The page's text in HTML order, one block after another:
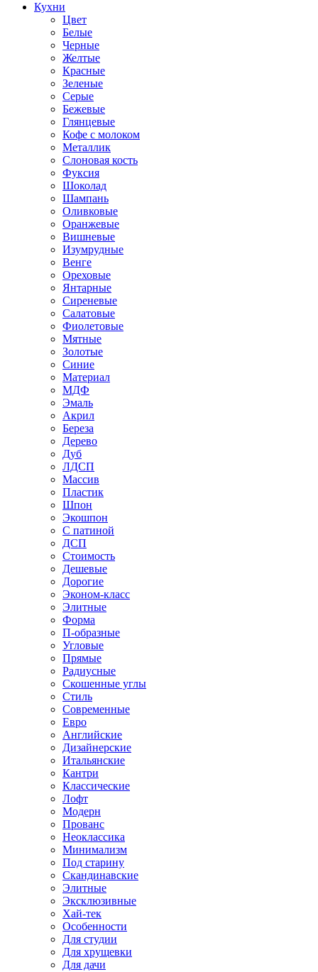
Кухни
Цвет
Белые
Черные
Желтые
Красные
Зеленые
Серые
Бежевые
Глянцевые
Кофе с молоком
Металлик
Слоновая кость
Фуксия
Шоколад
Шампань
Оливковые
Оранжевые
Вишневые
Изумрудные
Венге
Ореховые
Янтарные
Сиреневые
Салатовые
Фиолетовые
Мятные
Золотые
Синие
Материал
МДФ
Эмаль
Акрил
Береза
Дерево
Дуб
ЛДСП
Массив
Пластик
Шпон
Экошпон
С патиной
ДСП
Стоимость
Дешевые
Дорогие
Эконом-класс
Элитные
Форма
П-образные
Угловые
Прямые
Радиусные
Скошенные углы
Стиль
Современные
Евро
Английские
Дизайнерские
Итальянские
Кантри
Классические
Лофт
Модерн
Прованс
Неоклассика
Минимализм
Под старину
Скандинавские
Элитные
Эксклюзивные
Хай-тек
Особенности
Для студии
Для хрущевки
Для дачи